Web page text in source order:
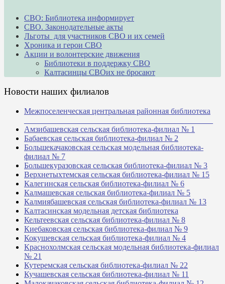
СВО: Библиотека информирует
СВО. Законодательные акты
Льготы для участников СВО и их семей
Хроника и герои СВО
Акции и волонтерские движения
Библиотеки в поддержку СВО
Калтасинцы СВОих не бросают
Новости наших филиалов
Межпоселенческая центральная районная библиотека
Амзибашевская сельская библиотека-филиал № 1
Бабаевская сельская библиотека-филиал № 2
Большекачаковская сельская модельная библиотека-
филиал № 7
Большекуразовская сельская библиотека-филиал № 3
Верхнетыхтемская сельская библиотека-филиал № 15
Калегинская сельская библиотека-филиал № 6
Калмашевская сельская библиотека-филиал № 5
Калмиябашевская сельская библиотека-филиал № 13
Калтасинская модельная детская библиотека
Кельтеевская сельская библиотека-филиал № 8
Киебаковская сельская библиотека-филиал № 9
Кокушевская сельская библиотека-филиал № 4
Краснохолмская сельская модельная библиотека-филиал
№ 21
Кутеремская сельская библиотека-филиал № 22
Кучашевская сельская библиотека-филиал № 11